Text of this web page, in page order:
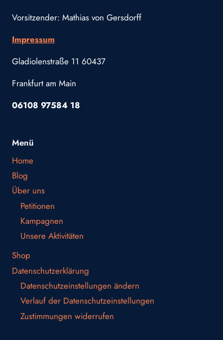
Vorsitzender: Mathias von Gersdorff
Impressum
Gladiolenstraße 11 60437
Frankfurt am Main
06108 97584 18
Menü
Home
Blog
Über uns
Petitionen
Kampagnen
Unsere Aktivitäten
Shop
Datenschutzerklärung
Datenschutzeinstellungen ändern
Verlauf der Datenschutzeinstellungen
Zustimmungen widerrufen